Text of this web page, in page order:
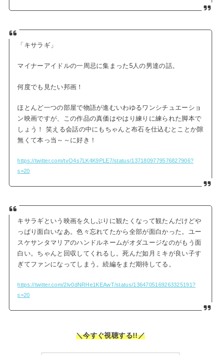
「キサラギ」
マイナーアイドルの一周忌に集まった5人の男達の話。
何度でも見たい邦画！
ほとんど一つの部屋で物語が進むいわゆるワンシチュエーショ
ン映画ですが、この作品の真価はやはり練りに練られた脚本で
しょう！ 笑える会話の中にもちゃんと布石を仕込むとことか隙
無くて本っ当～～に好き！
https://twitter.com/tvO4s7LK4K9PLE7/status/1371809779576827906?
s=20
キサラギという映画を久しぶりに観たくなって観たんだけどや
っぱり面白いなあ。色々忘れてたから全部が面白かった。ユー
スケサンタマリアのハンドルネームがオダユージなのがもう面
白い。ちゃんと回収してくれるし。死んだ如月ミキが良い子す
ぎてファンになってしまう。続編をまだ期待してる。
https://twitter.com/2lv0dNRHe1KEAwT/status/1364705169263325191?
s=20
＼今すぐ視聴する!!／